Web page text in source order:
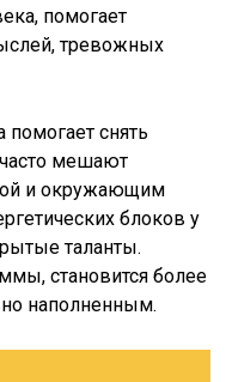
помогает
тревожных
помогает снять
мешают
и окружающим
блоков у
таланты.
становится более
наполненным.